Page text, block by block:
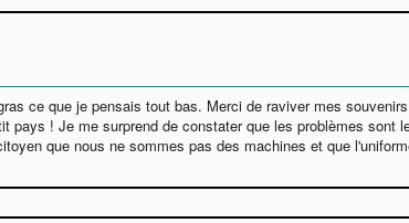
ce que je pensais tout bas. Merci de raviver mes
pays ! Je me surprend de constater que les problèmes
que nous ne sommes pas des machines et que